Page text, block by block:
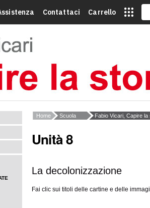
Contattaci Carrello
Home Scuola Fabio Vicari, Capire la
Unità 8
La decolonizzazione
Fai clic sui titoli delle cartine e delle